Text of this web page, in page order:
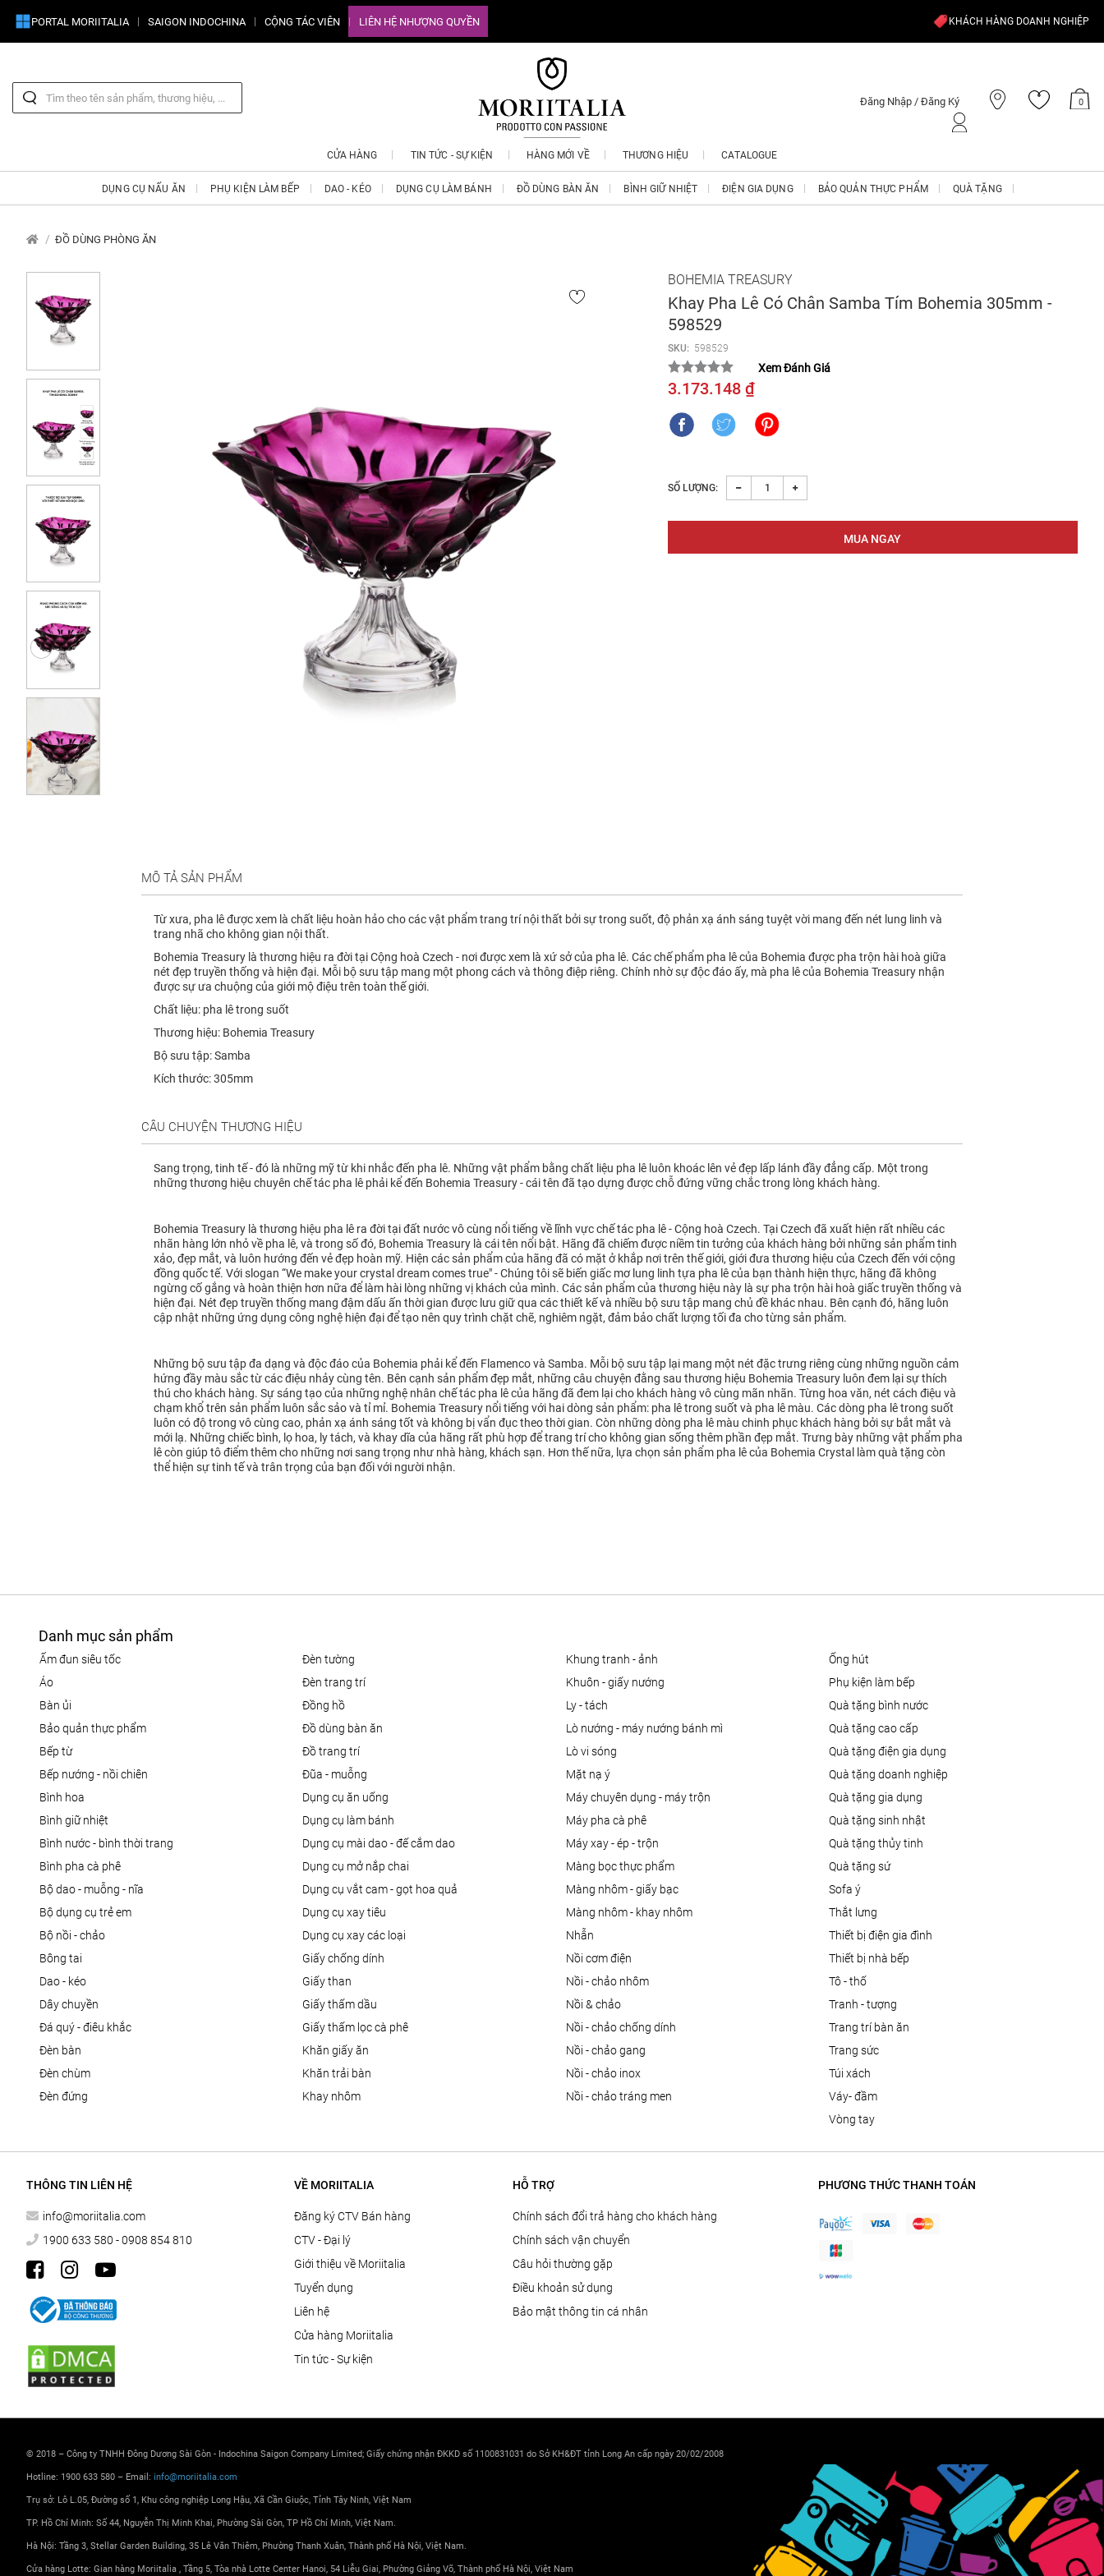
PORTAL MORIITALIA SAIGON INDOCHINA CỘNG TÁC VIÊN LIÊN HỆ NHƯỢNG QUYỀN KHÁCH HÀNG DOANH NGHIỆP
Đăng Nhập / Đăng Ký 0
CỬA HÀNG TIN TỨC - SỰ KIỆN HÀNG MỚI VỀ THƯƠNG HIỆU CATALOGUE
DỤNG CỤ NẤU ĂN PHỤ KIỆN LÀM BẾP DAO - KÉO DỤNG CỤ LÀM BÁNH ĐỒ DÙNG BÀN ĂN BÌNH GIỮ NHIỆT ĐIỆN GIA DỤNG BẢO QUẢN THỰC PHẨM QUÀ TẶNG
ĐỒ DÙNG PHÒNG ĂN
BOHEMIA TREASURY
Khay Pha Lê Có Chân Samba Tím Bohemia 305mm -
598529
SKU: 598529
Xem Đánh Giá
3.173.148 ₫
SỐ LƯỢNG:
MÔ TẢ SẢN PHẨM
Từ xưa, pha lê được xem là chất liệu hoàn hảo cho các vật phẩm trang trí nội thất bởi sự trong suốt, độ phản xạ ánh sáng tuyệt vời mang đến nét lung linh và
trang nhã cho không gian nội thất.
Bohemia Treasury là thương hiệu ra đời tại Cộng hoà Czech - nơi được xem là xứ sở của pha lê. Các chế phẩm pha lê của Bohemia được pha trộn hài hoà giữa
nét đẹp truyền thống và hiện đại. Mỗi bộ sưu tập mang một phong cách và thông điệp riêng. Chính nhờ sự độc đáo ấy, mà pha lê của Bohemia Treasury nhận
được sự ưa chuộng của giới mộ điệu trên toàn thế giới.
Chất liệu: pha lê trong suốt
Thương hiệu: Bohemia Treasury
Bộ sưu tập: Samba
Kích thước: 305mm
CÂU CHUYỆN THƯƠNG HIỆU
Sang trọng, tinh tế - đó là những mỹ từ khi nhắc đến pha lê. Những vật phẩm bằng chất liệu pha lê luôn khoác lên vẻ đẹp lấp lánh đầy đẳng cấp. Một trong
những thương hiệu chuyên chế tác pha lê phải kể đến Bohemia Treasury - cái tên đã tạo dựng được chỗ đứng vững chắc trong lòng khách hàng.
Bohemia Treasury là thương hiệu pha lê ra đời tại đất nước vô cùng nổi tiếng về lĩnh vực chế tác pha lê - Cộng hoà Czech. Tại Czech đã xuất hiện rất nhiều các
nhãn hàng lớn nhỏ về pha lê, và trong số đó, Bohemia Treasury là cái tên nổi bật. Hãng đã chiếm được niềm tin tưởng của khách hàng bởi những sản phẩm tinh
xảo, đẹp mắt, và luôn hướng đến vẻ đẹp hoàn mỹ. Hiện các sản phẩm của hãng đã có mặt ở khắp nơi trên thế giới, giới đưa thương hiệu của Czech đến với cộng
đồng quốc tế. Với slogan “We make your crystal dream comes true" - Chúng tôi sẽ biến giấc mơ lung linh tựa pha lê của bạn thành hiện thực, hãng đã không
ngừng cố gắng và hoàn thiện hơn nữa để làm hài lòng những vị khách của mình. Các sản phẩm của thương hiệu này là sự pha trộn hài hoà giấc truyền thống và
hiện đại. Nét đẹp truyền thống mang đậm dấu ấn thời gian được lưu giữ qua các thiết kế và nhiều bộ sưu tập mang chủ đề khác nhau. Bên cạnh đó, hãng luôn
cập nhật những ứng dụng công nghệ hiện đại để tạo nên quy trình chặt chẽ, nghiêm ngặt, đảm bảo chất lượng tối đa cho từng sản phẩm.
Những bộ sưu tập đa dạng và độc đáo của Bohemia phải kể đến Flamenco và Samba. Mỗi bộ sưu tập lại mang một nét đặc trưng riêng cùng những nguồn cảm
hứng đầy màu sắc từ các điệu nhảy cùng tên. Bên cạnh sản phẩm đẹp mắt, những câu chuyện đằng sau thương hiệu Bohemia Treasury luôn đem lại sự thích
thú cho khách hàng. Sự sáng tạo của những nghệ nhân chế tác pha lê của hãng đã đem lại cho khách hàng vô cùng mãn nhãn. Từng hoa văn, nét cách điệu và
chạm khổ trên sản phẩm luôn sắc sảo và tỉ mỉ. Bohemia Treasury nổi tiếng với hai dòng sản phẩm: pha lê trong suốt và pha lê màu. Các dòng pha lê trong suốt
luôn có độ trong vô cùng cao, phản xạ ánh sáng tốt và không bị vẩn đục theo thời gian. Còn những dòng pha lê màu chinh phục khách hàng bởi sự bắt mắt và
mới lạ. Những chiếc bình, lọ hoa, ly tách, và khay dĩa của hãng rất phù hợp để trang trí cho không gian sống thêm phần đẹp mắt. Trưng bày những vật phẩm pha
lê còn giúp tô điểm thêm cho những nơi sang trọng như nhà hàng, khách sạn. Hơn thế nữa, lựa chọn sản phẩm pha lê của Bohemia Crystal làm quà tặng còn
thể hiện sự tinh tế và trân trọng của bạn đối với người nhận.
Danh mục sản phẩm
ấm đun siêu tốc
áo
bàn ủi
bảo quản thực phẩm
bếp từ
bếp nướng - nồi chiên
bình hoa
bình giữ nhiệt
bình nước - bình thời trang
bình pha cà phê
bộ dao - muỗng - nĩa
bộ dụng cụ trẻ em
bộ nồi - chảo
bông tai
dao - kéo
dây chuyền
đá quý - điêu khắc
đèn bàn
đèn chùm
đèn đứng
đèn tường
đèn trang trí
đồng hồ
đồ dùng bàn ăn
đồ trang trí
đũa - muỗng
dụng cụ ăn uống
dụng cụ làm bánh
dụng cụ mài dao - đế cắm dao
dụng cụ mở nắp chai
dụng cụ vắt cam - gọt hoa quả
dụng cụ xay tiêu
dụng cụ xay các loại
giấy chống dính
giấy than
giấy thấm dầu
giấy thấm lọc cà phê
khăn giấy ăn
khăn trải bàn
khay nhôm
khung tranh - ảnh
khuôn - giấy nướng
ly - tách
lò nướng - máy nướng bánh mì
lò vi sóng
mặt nạ ý
máy chuyên dụng - máy trộn
máy pha cà phê
máy xay - ép - trộn
màng bọc thực phẩm
màng nhôm - giấy bạc
màng nhôm - khay nhôm
nhẫn
nồi cơm điện
nồi - chảo nhôm
nồi & chảo
nồi - chảo chống dính
nồi - chảo gang
nồi - chảo inox
nồi - chảo tráng men
ống hút
phụ kiện làm bếp
quà tặng bình nước
quà tặng cao cấp
quà tặng điện gia dụng
quà tặng doanh nghiệp
quà tặng gia dụng
quà tặng sinh nhật
quà tặng thủy tinh
quà tặng sứ
sofa ý
thắt lưng
thiết bị điện gia đình
thiết bị nhà bếp
tô - thố
tranh - tượng
trang trí bàn ăn
trang sức
túi xách
váy- đầm
vòng tay
THÔNG TIN LIÊN HỆ
info@moriitalia.com
1900 633 580 - 0908 854 810
VỀ MORIITALIA
Đăng ký CTV Bán hàng
CTV - Đại lý
Giới thiệu về Moriitalia
Tuyển dụng
Liên hệ
Cửa hàng Moriitalia
Tin tức - Sự kiện
HỖ TRỢ
Chính sách đổi trả hàng cho khách hàng
Chính sách vận chuyển
Câu hỏi thường gặp
Điều khoản sử dụng
Bảo mật thông tin cá nhân
PHƯƠNG THỨC THANH TOÁN
© 2018 – Công ty TNHH Đông Dương Sài Gòn - Indochina Saigon Company Limited; Giấy chứng nhận ĐKKD số 1100831031 do Sở KH&ĐT tỉnh Long An cấp ngày 20/02/2008
Hotline: 1900 633 580 – Email: info@moriitalia.com
Trụ sở: Lô L.05, Đường số 1, Khu công nghiệp Long Hậu, Xã Cần Giuộc, Tỉnh Tây Ninh, Việt Nam
TP. Hồ Chí Minh: Số 44, Nguyễn Thị Minh Khai, Phường Sài Gòn, TP Hồ Chí Minh, Việt Nam.
Hà Nội: Tầng 3, Stellar Garden Building, 35 Lê Văn Thiêm, Phường Thanh Xuân, Thành phố Hà Nội, Việt Nam.
Cửa hàng Lotte: Gian hàng Moriitalia , Tầng 5, Tòa nhà Lotte Center Hanoi, 54 Liễu Giai, Phường Giảng Võ, Thành phố Hà Nội, Việt Nam